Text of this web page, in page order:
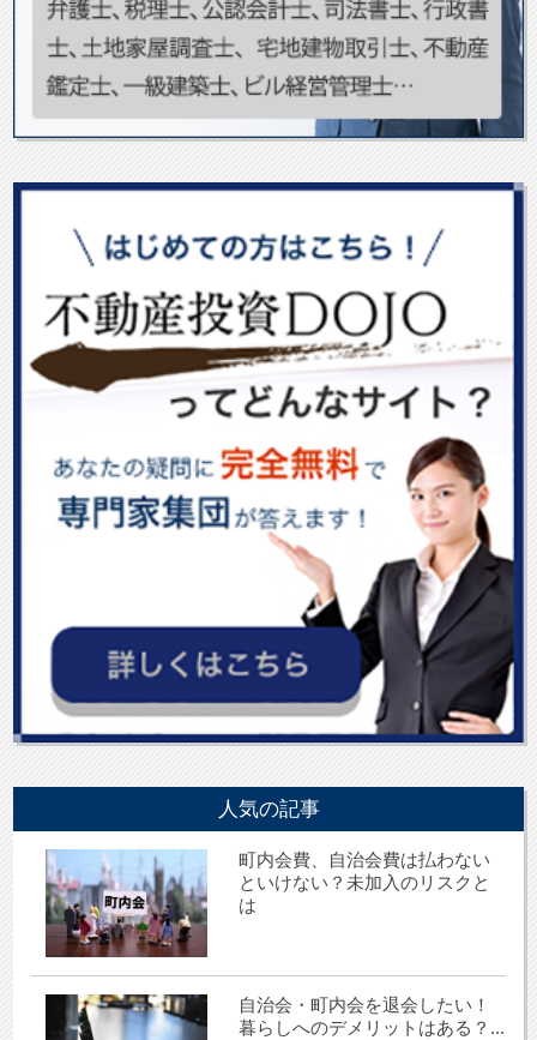
人気の記事
町内会費、自治会費は払わない
といけない？未加入のリスクと
は
自治会・町内会を退会したい！
暮らしへのデメリットはある？...